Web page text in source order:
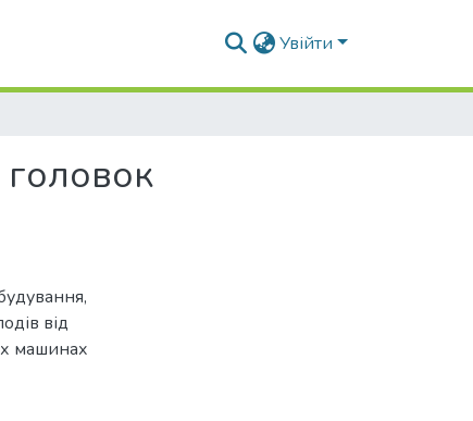
Увійти
від
машинах